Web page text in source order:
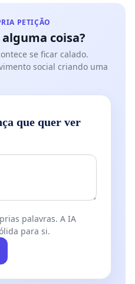
PETIÇÃO
coisa?
se ficar calado.
social criando uma
que quer ver
palavras. A IA
para si.